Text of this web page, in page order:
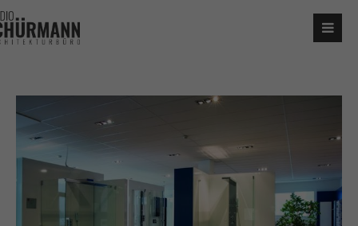
Login
Passwort